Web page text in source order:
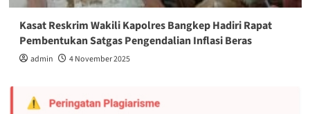
Kasat Reskrim Wakili Kapolres Bangkep Hadiri Rapat
Pembentukan Satgas Pengendalian Inflasi Beras
admin 4 November 2025